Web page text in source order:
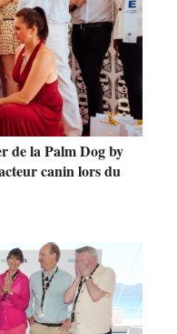
de la Palm Dog by
canin lors du